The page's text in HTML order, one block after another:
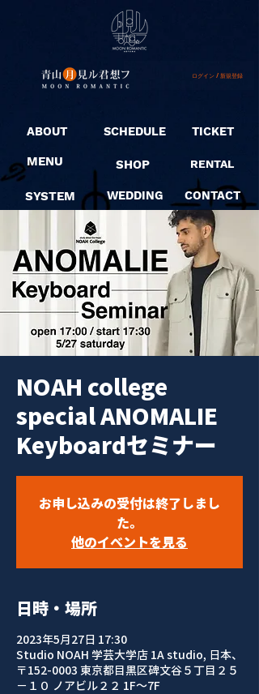
ログイン / 新規登録
ABOUT
MENU
SYSTEM
SCHEDULE
SHOP
WEDDING
TICKET
RENTAL
CONTACT
NOAH college
special ANOMALIE
Keyboardセミナー
お申し込みの受付は終了しまし
た。
他のイベントを見る
日時・場所
2023年5月27日 17:30
Studio NOAH 学芸大学店 1A studio, 日本、
〒152-0003 東京都目黒区碑文谷５丁目２５
−１０ ノアビル２２ 1F〜7F